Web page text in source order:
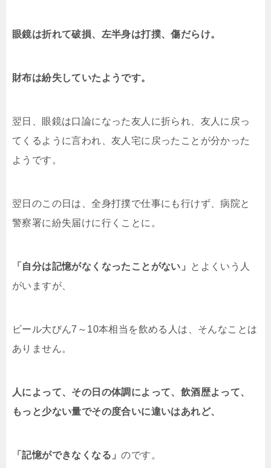
眼鏡は折れて破損、左半身は打撲、傷だらけ。
財布は紛失していたようです。
翌日、眼鏡は口論になった友人に折られ、友人に戻っ
てくるように言われ、友人宅に戻ったことが分かった
ようです。
翌日のこの日は、全身打撲で仕事にも行けず、病院と
警察署に紛失届けに行くことに。
「自分は記憶がなくなったことがない」
とよくいう人
がいますが、
ビール大びん7～10本相当を飲める人は、そんなことは
ありません。
人によって、その日の体調によって、飲酒歴よって、
もっと少ない量でその度合いに違いはあれど、
「記憶ができなくなる」のです。